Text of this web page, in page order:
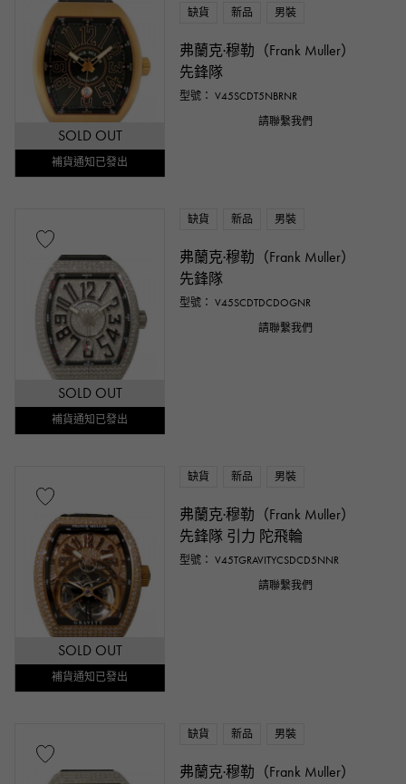
SOLD OUT
補貨通知已發出
缺貨 新品 男裝
弗蘭克·穆勒（Frank Muller）
先鋒隊
型號： V45SCDT5NBRNR
請聯繫我們
SOLD OUT
補貨通知已發出
缺貨 新品 男裝
弗蘭克·穆勒（Frank Muller）
先鋒隊
型號： V45SCDTDCDOGNR
請聯繫我們
SOLD OUT
補貨通知已發出
缺貨 新品 男裝
弗蘭克·穆勒（Frank Muller）
先鋒隊 引力 陀飛輪
型號： V45TGRAVITYCSDCD5NNR
請聯繫我們
缺貨 新品 男裝
弗蘭克·穆勒（Frank Muller）